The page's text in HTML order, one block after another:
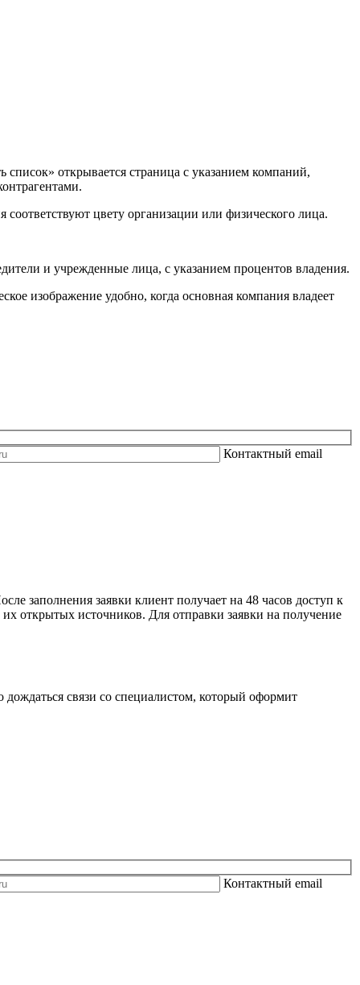
список» открывается страница с указанием компаний,
цвету организации или физического лица.
и учрежденные лица, с указанием процентов владения.
изображение удобно, когда основная компания владеет
Контактный email
заполнения заявки клиент получает на 48 часов доступ к
открытых источников. Для отправки заявки на получение
связи со специалистом, который оформит
Контактный email